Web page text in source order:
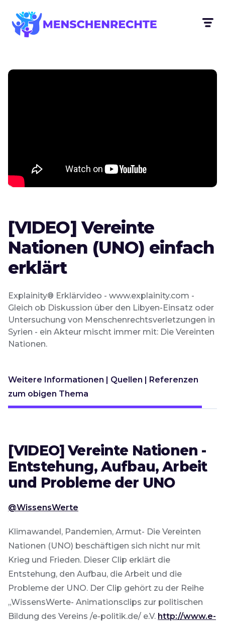
[VIDEO] Vereinte
Nationen (UNO) einfach
erklärt
Explainity® Erklärvideo - www.explainity.com -
Gleich ob Diskussion über den Libyen-Einsatz oder
Untersuchung von Menschenrechtsverletzungen in
Syrien - ein Akteur mischt immer mit: Die Vereinten
Nationen.
Weitere Informationen | Quellen | Referenzen
zum obigen Thema
[VIDEO] Vereinte Nationen -
Entstehung, Aufbau, Arbeit
und Probleme der UNO
@WissensWerte
Klimawandel, Pandemien, Armut- Die Vereinten
Nationen (UNO) beschäftigen sich nicht nur mit
Krieg und Frieden. Dieser Clip erklärt die
Entstehung, den Aufbau, die Arbeit und die
Probleme der UNO. Der Clip gehört zu der Reihe
„WissensWerte- Animationsclips zur politischen
Bildung des Vereins /e-politik.de/ e.V. http://www.e-